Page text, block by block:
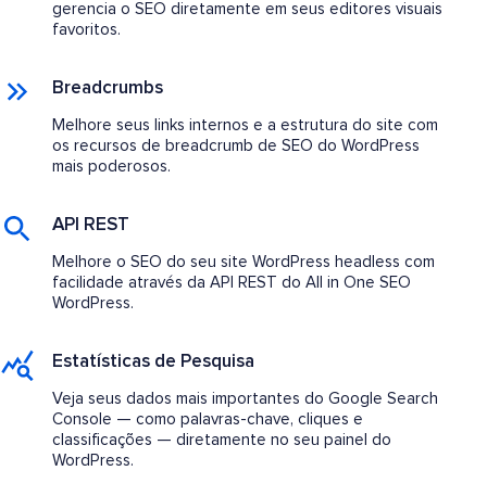
gerencia o SEO diretamente em seus editores visuais
favoritos.
Breadcrumbs
Melhore seus links internos e a estrutura do site com
os recursos de breadcrumb de SEO do WordPress
mais poderosos.
API REST
Melhore o SEO do seu site WordPress headless com
facilidade através da API REST do All in One SEO
WordPress.
Estatísticas de Pesquisa
Veja seus dados mais importantes do Google Search
Console — como palavras-chave, cliques e
classificações — diretamente no seu painel do
WordPress.